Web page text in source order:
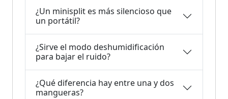
¿Un minisplit es más silencioso que
un portátil?
¿Sirve el modo deshumidificación
para bajar el ruido?
¿Qué diferencia hay entre una y dos
mangueras?